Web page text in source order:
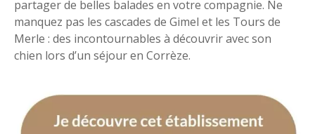
partager de belles balades en votre compagnie. Ne
manquez pas les cascades de Gimel et les Tours de
Merle : des incontournables à découvrir avec son
chien lors d’un séjour en Corrèze.